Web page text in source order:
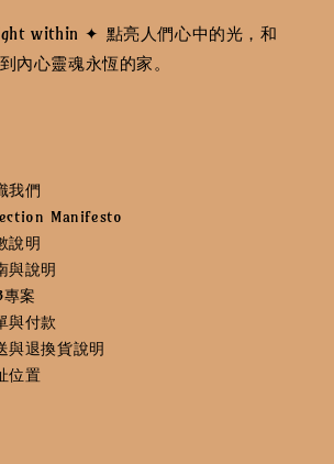
within ✦ 點亮人們心中的光，和
內心靈魂永恆的家。
我們
Manifesto
說明
與說明
案
與付款
與退換貨說明
位置